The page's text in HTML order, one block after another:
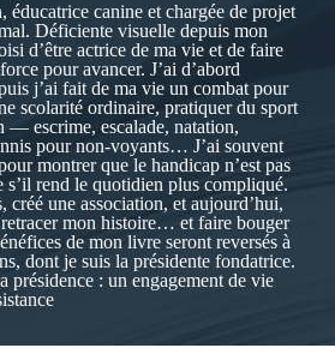
éducatrice canine et chargée de projet
Déficiente visuelle depuis mon
d’être actrice de ma vie et de faire
pour avancer. J’ai d’abord
j’ai fait de ma vie un combat pour
scolarité ordinaire, pratiquer du sport
— escrime, escalade, natation,
pour non-voyants… J’ai souvent
montrer que le handicap n’est pas
s’il rend le quotidien plus compliqué.
créé une association, et aujourd’hui,
mon histoire… et faire bouger
de mon livre seront reversés à
dont je suis la présidente fondatrice.
présidence : un engagement de vie